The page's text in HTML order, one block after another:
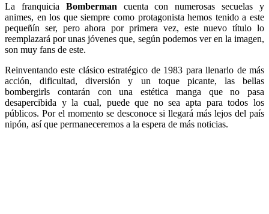
La franquicia Bomberman cuenta con numerosas secuelas y
animes, en los que siempre como protagonista hemos tenido a este
pequeñín ser, pero ahora por primera vez, este nuevo título lo
reemplazará por unas jóvenes que, según podemos ver en la imagen,
son muy fans de este.
Reinventando este clásico estratégico de 1983 para llenarlo de más
acción, dificultad, diversión y un toque picante, las bellas
bombergirls contarán con una estética manga que no pasa
desapercibida y la cual, puede que no sea apta para todos los
públicos. Por el momento se desconoce si llegará más lejos del país
nipón, así que permaneceremos a la espera de más noticias.